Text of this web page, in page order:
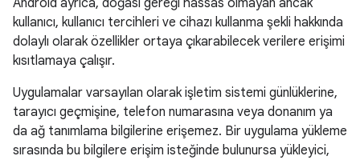
kullanıcı, kullanıcı tercihleri ve cihazı kullanma şekli hakkında
dolaylı olarak özellikler ortaya çıkarabilecek verilere erişimi
kısıtlamaya çalışır.
Uygulamalar varsayılan olarak işletim sistemi günlüklerine,
tarayıcı geçmişine, telefon numarasına veya donanım ya
da ağ tanımlama bilgilerine erişemez. Bir uygulama yükleme
sırasında bu bilgilere erişim isteğinde bulunursa yükleyici,